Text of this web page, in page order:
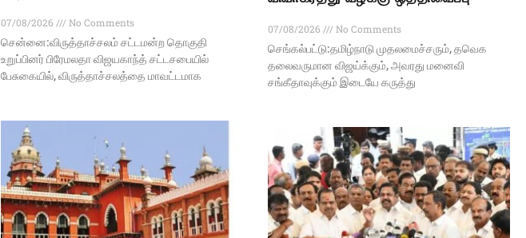
07/08/2026
No Comments
சென்னை:விருத்தாச்சலம் சட்டமன்ற தொகுதி
உறுப்பினர் பிரேமலதா விஜயகாந்த் சட்டசபையில்
பேசுகையில், விருத்தாச்சலத்தை மாவட்டமாக
07/08/2026
No Comments
செங்கல்பட்டு:தமிழ்நாடு முதலமைச்சரும், தவெக
தலைவருமான விஜய்க்கும், அவரது மனைவி
சங்கீதாவுக்கும் இடையே கருத்து